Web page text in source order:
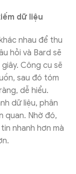
dữ liệu
nhau để thu
hỏi và Bard sẽ
Công cụ sẽ
sau đó tóm
dễ hiểu.
dữ liệu, phân
quan. Nhờ đó,
nhanh hơn mà